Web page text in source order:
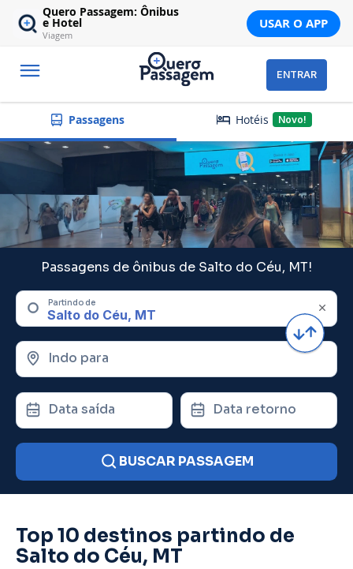
Quero Passagem: Ônibus
e Hotel
Viagem
USAR O APP
ENTRAR
Passagens Hotéis Novo!
Passagens de ônibus de Salto do Céu, MT!
Partindo de
Indo para
Data saída Data retorno
BUSCAR PASSAGEM
Top 10 destinos partindo de
Salto do Céu, MT